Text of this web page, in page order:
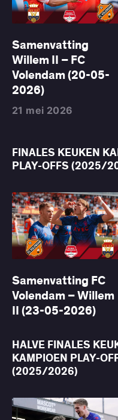
Samenvatting
Willem II – FC
Volendam (20-05-
2026)
21 mei 2026
FINALES KEUKEN
PLAY-OFFS (2025/
Samenvatting FC
Volendam – Willem
II (23-05-2026)
HALVE FINALES
KAMPIOEN PLAY-
(2025/2026)